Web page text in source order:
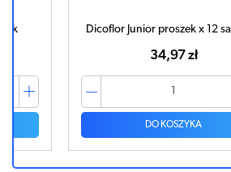
Dicoflor Junior proszek x 12
34,97 zł
DO KOSZYKA